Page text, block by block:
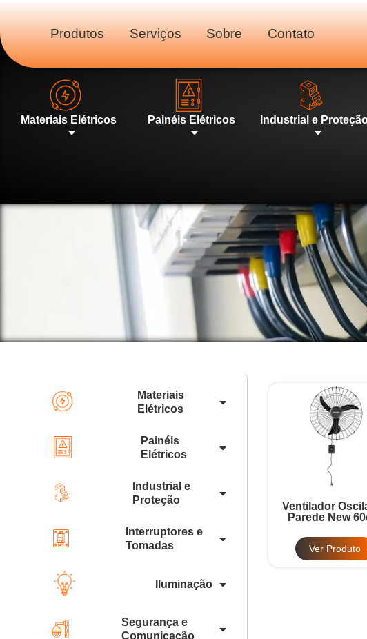
Produtos Serviços Sobre Contato
Materiais Elétricos Painéis Elétricos Industrial e
Materiais
Elétricos
Painéis
Elétricos
Industrial e
Proteção
Interruptores e
Tomadas
Iluminação
Segurança e
Comunicação
Ventilador
Parede New
Ver Produto